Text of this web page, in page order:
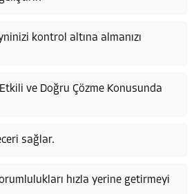
kontrol altına almanızı
ve Doğru Çözme Konusunda
sağlar.
hızla yerine getirmeyi